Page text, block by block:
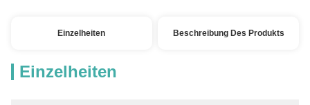
Einzelheiten Beschreibung Des Produkts
Einzelheiten